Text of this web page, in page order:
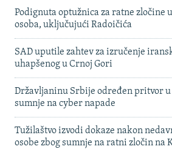
Podignuta optužnica za ratne zločine
osoba, uključujući Radoičića
SAD uputile zahtev za izručenje
uhapšenog u Crnoj Gori
Državljaninu Srbije određen pritvor
sumnje na cyber napade
Tužilaštvo izvodi dokaze nakon
osobe zbog sumnje na ratni zločin na